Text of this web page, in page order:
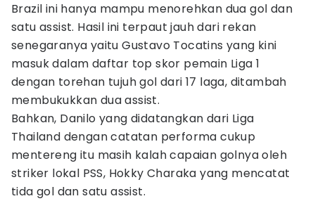
Brazil ini hanya mampu menorehkan dua gol dan
satu assist. Hasil ini terpaut jauh dari rekan
senegaranya yaitu Gustavo Tocatins yang kini
masuk dalam daftar top skor pemain Liga 1
dengan torehan tujuh gol dari 17 laga, ditambah
membukukkan dua assist.
Bahkan, Danilo yang didatangkan dari Liga
Thailand dengan catatan performa cukup
mentereng itu masih kalah capaian golnya oleh
striker lokal PSS, Hokky Charaka yang mencatat
tida gol dan satu assist.